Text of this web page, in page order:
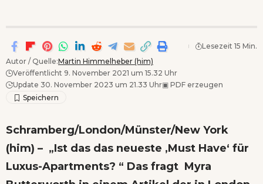
Autor / Quelle:Martin Himmelheber (him)
Veröffentlicht 9. November 2021 um 15.32 Uhr
Update 30. November 2023 um 21.33 Uhr▣ PDF erzeugen
Lesezeit 15 Min.
Schramberg/London/Münster/New York
(him) – „Ist das das neueste ‚Must Have‘ für
Luxus-Apartments? “ Das fragt Myra